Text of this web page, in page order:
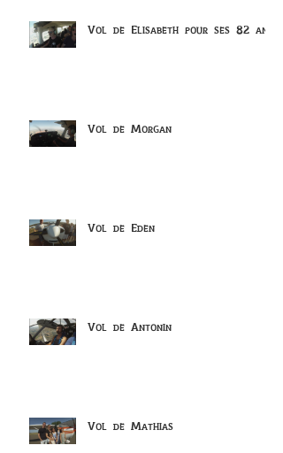
Vol de Elisabeth pour ses 82 ans
Vol de Morgan
Vol de Eden
Vol de Antonin
Vol de Mathias